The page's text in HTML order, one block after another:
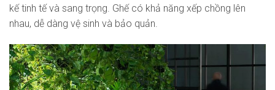
kế tinh tế và sang trọng. Ghế có khả năng xếp chồng lên
nhau, dễ dàng vệ sinh và bảo quản.